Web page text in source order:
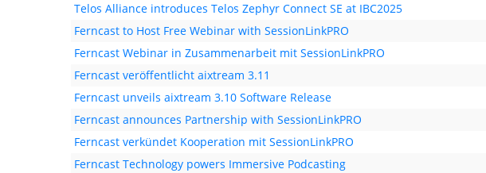
Telos Alliance introduces Telos Zephyr Connect SE at IBC2025
Ferncast to Host Free Webinar with SessionLinkPRO
Ferncast Webinar in Zusammenarbeit mit SessionLinkPRO
Ferncast veröffentlicht aixtream 3.11
Ferncast unveils aixtream 3.10 Software Release
Ferncast announces Partnership with SessionLinkPRO
Ferncast verkündet Kooperation mit SessionLinkPRO
Ferncast Technology powers Immersive Podcasting